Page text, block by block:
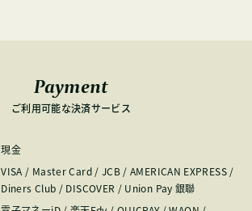
Payment
ご利用可能な決済サービス
現金
VISA / Master Card / JCB / AMERICAN EXPRESS /
Diners Club / DISCOVER / Union Pay 銀聯